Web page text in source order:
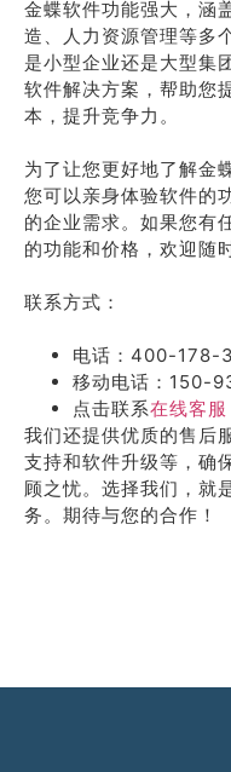
金蝶软件功能强大，涵
造、人力资源管理等多
是小型企业还是大型集
软件解决方案，帮助您
本，提升竞争力。
为了让您更好地了解金
您可以亲身体验软件的
的企业需求。如果您有
的功能和价格，欢迎随
联系方式：
电话：400-178-
移动电话：150-
点击联系在线客服
我们还提供优质的售后
支持和软件升级等，确
顾之忧。选择我们，就
务。期待与您的合作！